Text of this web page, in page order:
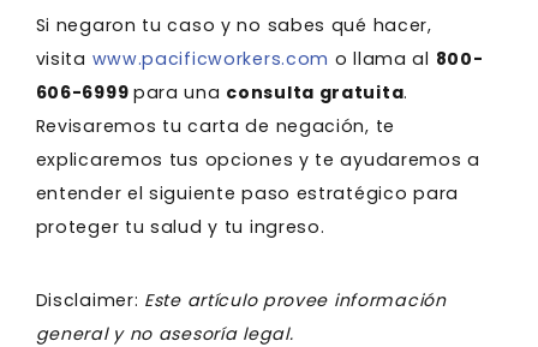
Si negaron tu caso y no sabes qué hacer,
visita www.pacificworkers.com o llama al 800-
606-6999 para una consulta gratuita.
Revisaremos tu carta de negación, te
explicaremos tus opciones y te ayudaremos a
entender el siguiente paso estratégico para
proteger tu salud y tu ingreso.
Disclaimer: Este artículo provee información
general y no asesoría legal.